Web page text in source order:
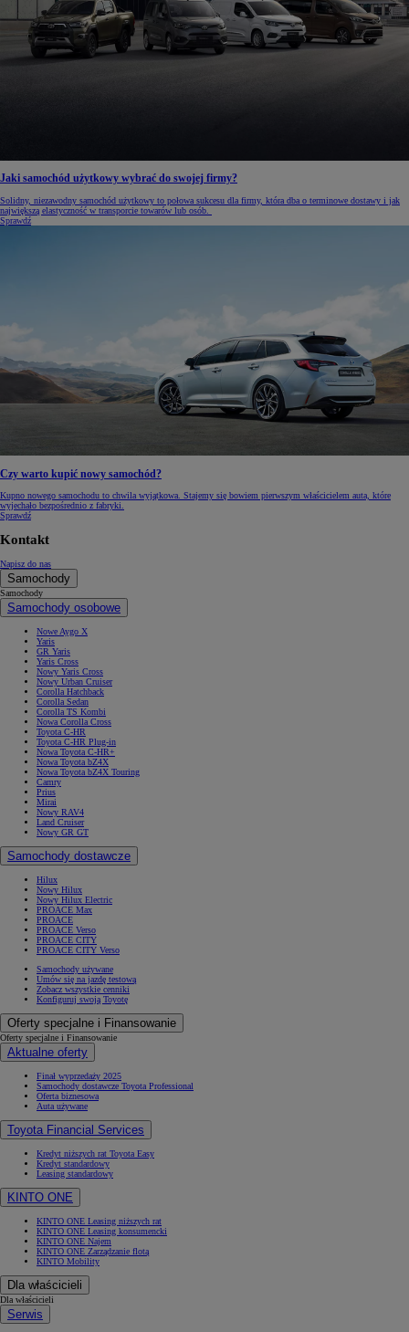
Jaki samochód użytkowy wybrać do swojej firmy?
Solidny, niezawodny samochód użytkowy to połowa sukcesu dla firmy, która dba o terminowe dostawy i jak
największą elastyczność w transporcie towarów lub osób.
Sprawdź
Czy warto kupić nowy samochód?
Kupno nowego samochodu to chwila wyjątkowa. Stajemy się bowiem pierwszym właścicielem auta, które
wyjechało bezpośrednio z fabryki.
Sprawdź
Kontakt
Napisz do nas
Samochody
Samochody
Samochody osobowe
Nowe Aygo X
Yaris
GR Yaris
Yaris Cross
Nowy Yaris Cross
Nowy Urban Cruiser
Corolla Hatchback
Corolla Sedan
Corolla TS Kombi
Nowa Corolla Cross
Toyota C-HR
Toyota C-HR Plug-in
Nowa Toyota C-HR+
Nowa Toyota bZ4X
Nowa Toyota bZ4X Touring
Camry
Prius
Mirai
Nowy RAV4
Land Cruiser
Nowy GR GT
Samochody dostawcze
Hilux
Nowy Hilux
Nowy Hilux Electric
PROACE Max
PROACE
PROACE Verso
PROACE CITY
PROACE CITY Verso
Samochody używane
Umów się na jazdę testową
Zobacz wszystkie cenniki
Konfiguruj swoją Toyotę
Oferty specjalne i Finansowanie
Oferty specjalne i Finansowanie
Aktualne oferty
Finał wyprzedaży 2025
Samochody dostawcze Toyota Professional
Oferta biznesowa
Auta używane
Toyota Financial Services
Kredyt niższych rat Toyota Easy
Kredyt standardowy
Leasing standardowy
KINTO ONE
KINTO ONE Leasing niższych rat
KINTO ONE Leasing konsumencki
KINTO ONE Najem
KINTO ONE Zarządzanie flotą
KINTO Mobility
Dla właścicieli
Dla właścicieli
Serwis